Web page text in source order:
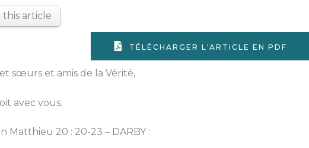
this article
TÉLÉCHARGER L'ARTICLE EN PDF
sœurs et amis de la Vérité,
avec vous.
Matthieu 20 : 20-23 – DARBY :